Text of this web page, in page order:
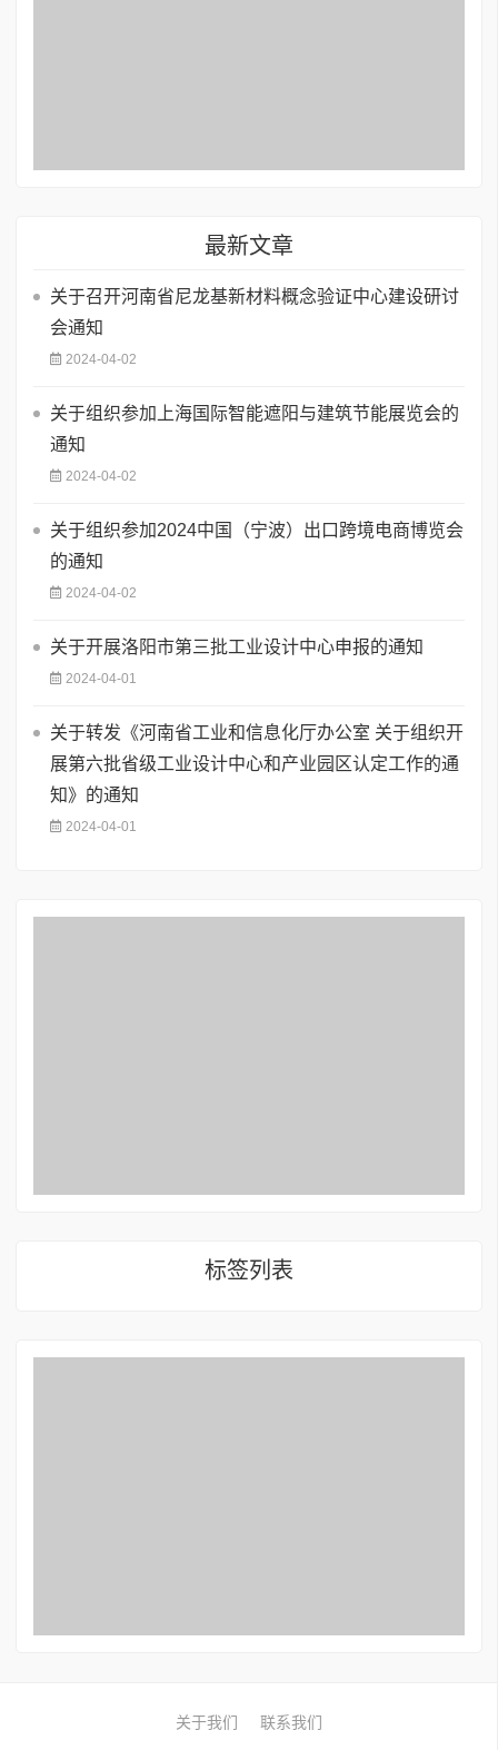
最新文章
关于召开河南省尼龙基新材料概念验证中心建设研讨
会通知
2024-04-02
关于组织参加上海国际智能遮阳与建筑节能展览会的
通知
2024-04-02
关于组织参加2024中国（宁波）出口跨境电商博览会
的通知
2024-04-02
关于开展洛阳市第三批工业设计中心申报的通知
2024-04-01
关于转发《河南省工业和信息化厅办公室 关于组织开
展第六批省级工业设计中心和产业园区认定工作的通
知》的通知
2024-04-01
标签列表
关于我们 联系我们